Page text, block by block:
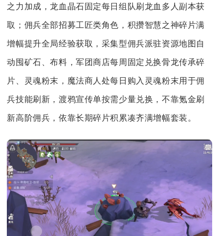
之力加成，龙血晶石固定每日组队刷龙血多人副本获
取；佣兵全部招募工匠类角色，积攒智慧之神碎片满
增幅提升全局经验获取，采集型佣兵派驻资源地图自
动囤矿石、布料，军团商店每周固定兑换骨龙传承碎
片、灵魂粉末，魔法商人处每日购入灵魂粉末用于佣
兵技能刷新，渡鸦宣传单按需少量兑换，不靠氪金刷
新高阶佣兵，依靠长期碎片积累凑齐满增幅套装。